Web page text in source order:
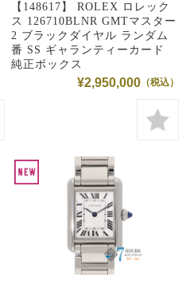
【148617】 ROLEX ロレック
ス 126710BLNR GMTマスター
2 ブラックダイヤル ランダム
番 SS ギャランティーカード
純正ボックス
¥2,950,000